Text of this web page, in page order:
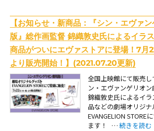
【お知らせ・新商品：『シン・エヴァ
版』総作画監督 錦織敦史氏によるイラ
商品がついにエヴァストアに登場！7月
より販売開始！】(2021.07.20更新)
全国上映館にて販売
ン・エヴァンゲリオ
錦織敦史氏によるイ
品などの劇場オリジナ
EVANGELION STORE
ます！ … “【お知ら
続きを読む